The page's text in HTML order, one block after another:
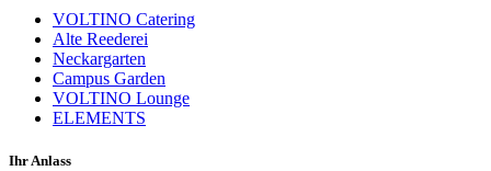
VOLTINO Catering
Alte Reederei
Neckargarten
Campus Garden
VOLTINO Lounge
ELEMENTS
Ihr Anlass